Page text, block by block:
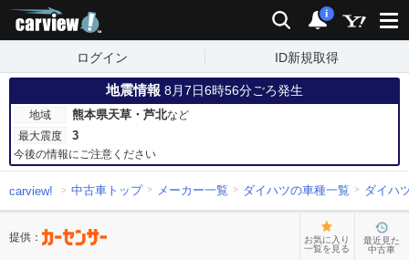
検索 通知
i
ログイン ID新規取得
地震情報 8月7日6時56分ごろ発生
地域 熊本県天草・芦北など
最大震度
3
今後の情報にご注意ください
carview! 中古車トップ メーカー一覧 ダイハツの車種一覧 ダイハ
提供：
お気に入り
一覧を見る
最近見た
中古車